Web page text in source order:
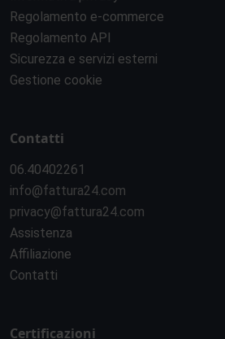
Regolamento e-commerce
Regolamento API
Sicurezza e servizi esterni
Gestione cookie
Contatti
06.40402261
info@fattura24.com
privacy@fattura24.com
Assistenza
Affiliazione
Contatti
Certificazioni